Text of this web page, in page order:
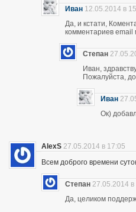
Иван 12.05.2014 в
Да, и кстати,
комментариев email
Степан
Иван,
Пожалуйста,
Иван
Ок)
AlexS 27.05.2014 в 17:05
Всем доброго времени
Степан 27.05.2014 в
Да, целиком